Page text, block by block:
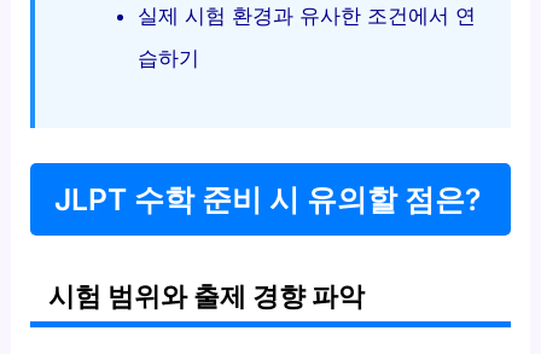
실제 시험 환경과 유사한 조건에서 연
습하기
JLPT 수학 준비 시 유의할 점은?
시험 범위와 출제 경향 파악